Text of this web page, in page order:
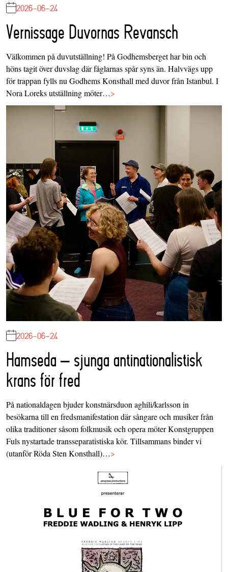
2026-06-24
Vernissage Duvornas Revansch
Välkommen på duvutställning! På Godhemsberget har bin och
höns tagit över duvslag där fåglarnas spår syns än. Halvvägs upp
för trappan fylls nu Godhems Konsthall med duvor från Istanbul. I
Nora Loreks utställning möter…>
2026-06-24
Hamseda – sjunga antinationalistisk
krans för fred
På nationaldagen bjuder konstnärsduon aghili/karlsson in
besökarna till en fredsmanifestation där sångare och musiker från
olika traditioner såsom folkmusik och opera möter Konstgruppen
Fuls nystartade transseparatistiska kör. Tillsammans binder vi
(utanför Röda Sten Konsthall)…>